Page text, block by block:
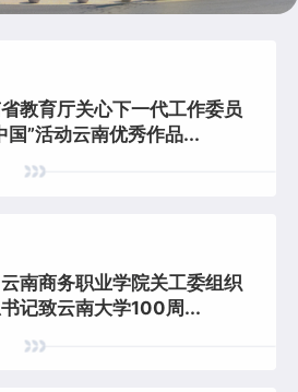
省教育厅关心下一代工作委员
国”活动云南优秀作品...
云南商务职业学院关工委组织
记致云南大学100周...